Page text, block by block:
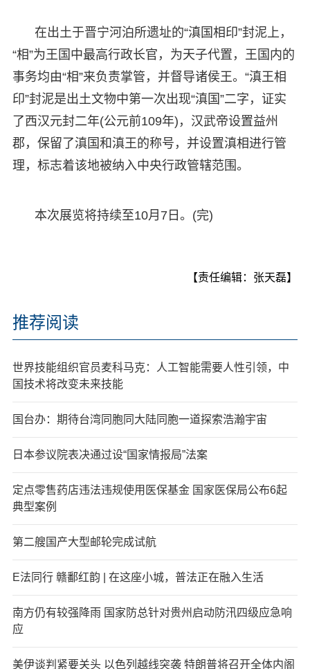
在出土于晋宁河泊所遗址的“滇国相印”封泥上，
“相”为王国中最高行政长官，为天子代置，王国内的
事务均由“相”来负责掌管，并督导诸侯王。“滇王相
印”封泥是出土文物中第一次出现“滇国”二字，证实
了西汉元封二年(公元前109年)，汉武帝设置益州
郡，保留了滇国和滇王的称号，并设置滇相进行管
理，标志着该地被纳入中央行政管辖范围。
本次展览将持续至10月7日。(完)
【责任编辑：张天磊】
推荐阅读
世界技能组织官员麦科马克：人工智能需要人性引领，中
国技术将改变未来技能
国台办：期待台湾同胞同大陆同胞一道探索浩瀚宇宙
日本参议院表决通过设“国家情报局”法案
定点零售药店违法违规使用医保基金 国家医保局公布6起
典型案例
第二艘国产大型邮轮完成试航
E法同行 赣鄱红韵 | 在这座小城，普法正在融入生活
南方仍有较强降雨 国家防总针对贵州启动防汛四级应急响
应
美伊谈判紧要关头 以色列越线突袭 特朗普将召开全体内阁